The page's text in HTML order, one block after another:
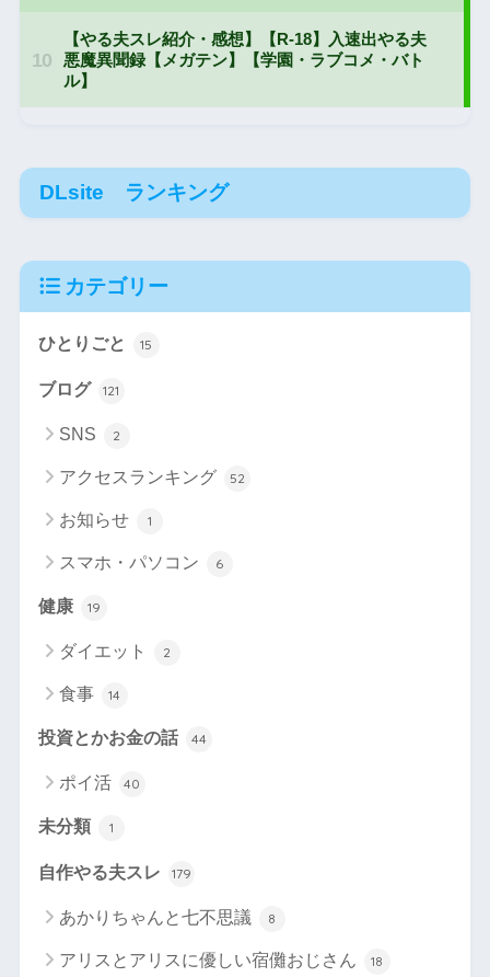
DLsite ランキング
カテゴリー
ひとりごと 15
ブログ 121
SNS 2
アクセスランキング 52
お知らせ 1
スマホ・パソコン 6
健康 19
ダイエット 2
食事 14
投資とかお金の話 44
ポイ活 40
未分類 1
自作やる夫スレ 179
あかりちゃんと七不思議 8
アリスとアリスに優しい宿儺おじさん 18